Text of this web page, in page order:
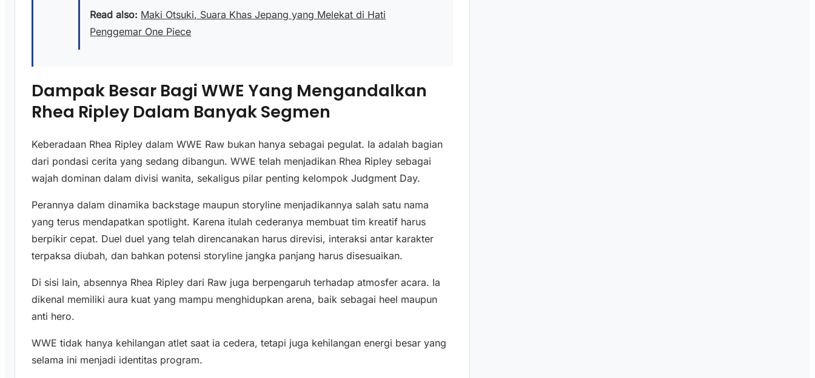
Read also: Maki Otsuki, Suara Khas Jepang yang Melekat di Hati
Penggemar One Piece
Dampak Besar Bagi WWE Yang Mengandalkan
Rhea Ripley Dalam Banyak Segmen
Keberadaan Rhea Ripley dalam WWE Raw bukan hanya sebagai pegulat. Ia adalah bagian
dari pondasi cerita yang sedang dibangun. WWE telah menjadikan Rhea Ripley sebagai
wajah dominan dalam divisi wanita, sekaligus pilar penting kelompok Judgment Day.
Perannya dalam dinamika backstage maupun storyline menjadikannya salah satu nama
yang terus mendapatkan spotlight. Karena itulah cederanya membuat tim kreatif harus
berpikir cepat. Duel duel yang telah direncanakan harus direvisi, interaksi antar karakter
terpaksa diubah, dan bahkan potensi storyline jangka panjang harus disesuaikan.
Di sisi lain, absennya Rhea Ripley dari Raw juga berpengaruh terhadap atmosfer acara. Ia
dikenal memiliki aura kuat yang mampu menghidupkan arena, baik sebagai heel maupun
anti hero.
WWE tidak hanya kehilangan atlet saat ia cedera, tetapi juga kehilangan energi besar yang
selama ini menjadi identitas program.